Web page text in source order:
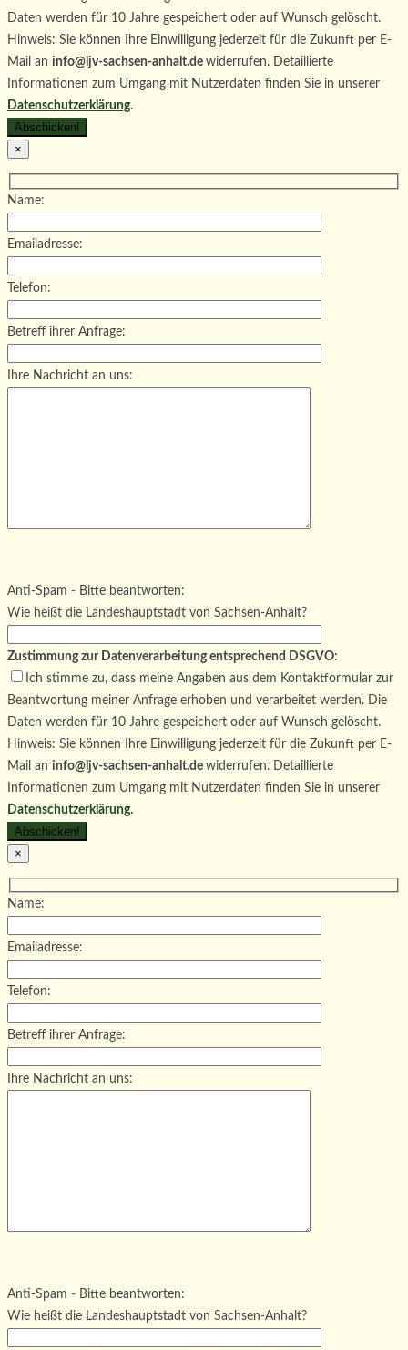
Daten werden für 10 Jahre gespeichert oder auf Wunsch gelöscht.
Hinweis: Sie können Ihre Einwilligung jederzeit für die Zukunft per E-
Mail an info@ljv-sachsen-anhalt.de widerrufen. Detaillierte
Informationen zum Umgang mit Nutzerdaten finden Sie in unserer
Datenschutzerklärung.
×
Name:
Emailadresse:
Telefon:
Betreff ihrer Anfrage:
Ihre Nachricht an uns:
Bitte lasse dieses Feld leer.
Anti-Spam - Bitte beantworten:
Wie heißt die Landeshauptstadt von Sachsen-Anhalt?
Zustimmung zur Datenverarbeitung entsprechend DSGVO:
Ich stimme zu, dass meine Angaben aus dem Kontaktformular zur
Beantwortung meiner Anfrage erhoben und verarbeitet werden. Die
Daten werden für 10 Jahre gespeichert oder auf Wunsch gelöscht.
Hinweis: Sie können Ihre Einwilligung jederzeit für die Zukunft per E-
Mail an info@ljv-sachsen-anhalt.de widerrufen. Detaillierte
Informationen zum Umgang mit Nutzerdaten finden Sie in unserer
Datenschutzerklärung.
×
Name:
Emailadresse:
Telefon:
Betreff ihrer Anfrage:
Ihre Nachricht an uns:
Bitte lasse dieses Feld leer.
Anti-Spam - Bitte beantworten:
Wie heißt die Landeshauptstadt von Sachsen-Anhalt?